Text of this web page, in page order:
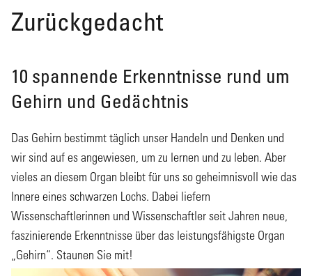
Zurückgedacht
10 spannende Erkenntnisse rund um
Gehirn und Gedächtnis
Das Gehirn bestimmt täglich unser Handeln und Denken und
wir sind auf es angewiesen, um zu lernen und zu leben. Aber
vieles an diesem Organ bleibt für uns so geheimnisvoll wie das
Innere eines schwarzen Lochs. Dabei liefern
Wissenschaftlerinnen und Wissenschaftler seit Jahren neue,
faszinierende Erkenntnisse über das leistungsfähigste Organ
„Gehirn“. Staunen Sie mit!